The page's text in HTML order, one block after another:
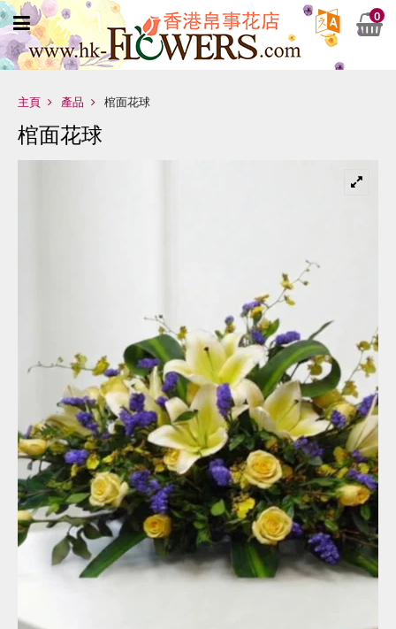
0
主頁 產品 棺面花球
棺面花球